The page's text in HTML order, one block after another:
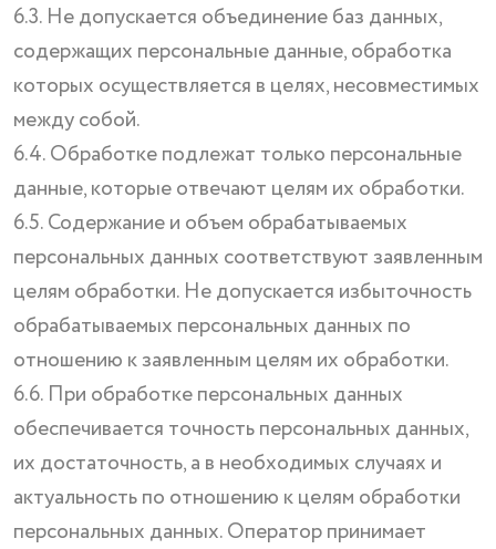
6.3. Не допускается объединение баз данных,
содержащих персональные данные, обработка
которых осуществляется в целях, несовместимых
между собой.
6.4. Обработке подлежат только персональные
данные, которые отвечают целям их обработки.
6.5. Содержание и объем обрабатываемых
персональных данных соответствуют заявленным
целям обработки. Не допускается избыточность
обрабатываемых персональных данных по
отношению к заявленным целям их обработки.
6.6. При обработке персональных данных
обеспечивается точность персональных данных,
их достаточность, а в необходимых случаях и
актуальность по отношению к целям обработки
персональных данных. Оператор принимает